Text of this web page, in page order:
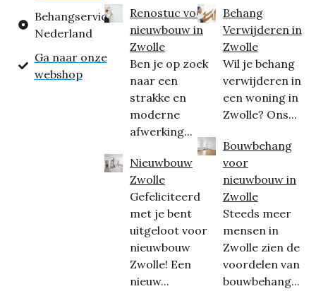
Behangservice
Nederland
Ga naar onze
webshop
Renostuc voor
nieuwbouw in
Zwolle
Ben je op zoek
naar een
strakke en
moderne
afwerking...
Nieuwbouw
Zwolle
Gefeliciteerd
met je bent
uitgeloot voor
nieuwbouw
Zwolle! Een
nieuw...
Behang
Verwijderen in
Zwolle
Wil je behang
verwijderen in
een woning in
Zwolle? Ons...
Bouwbehang
voor
nieuwbouw in
Zwolle
Steeds meer
mensen in
Zwolle zien de
voordelen van
bouwbehang...